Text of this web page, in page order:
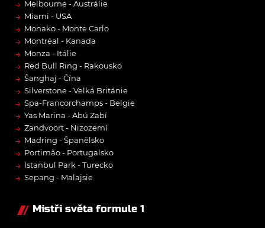
→ Melbourne - Austrálie
→ Miami - USA
→ Monako - Monte Carlo
→ Montréal - Kanada
→ Monza - Itálie
→ Red Bull Ring - Rakousko
→ Šanghaj - Čína
→ Silverstone - Velká Británie
→ Spa-Francorchamps - Belgie
→ Yas Marina - Abú Zabí
→ Zandvoort - Nizozemí
→ Madring - Španělsko
→ Portimão - Portugalsko
→ Istanbul Park - Turecko
→ Sepang - Malajsie
Mistři světa formule 1